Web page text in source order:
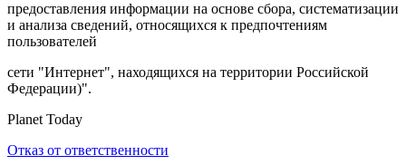
предоставления информации на основе сбора, систематизации
и анализа сведений, относящихся к предпочтениям
пользователей
сети "Интернет", находящихся на территории Российской
Федерации)".
Planet Today
Отказ от ответственности